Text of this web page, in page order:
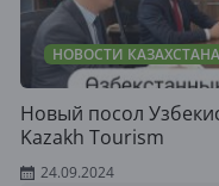
НОВОСТИ КАЗАХСТАНА
Новый посол
Kazakh Tourism
24.09.2024